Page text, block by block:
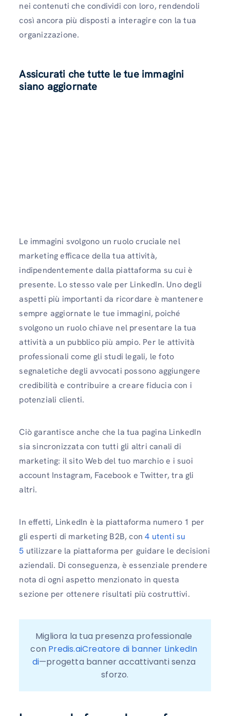
nei contenuti che condividi con loro, rendendoli
così ancora più disposti a interagire con la tua
organizzazione.
Assicurati che tutte le tue immagini
siano aggiornate
Le immagini svolgono un ruolo cruciale nel
marketing efficace della tua attività,
indipendentemente dalla piattaforma su cui è
presente. Lo stesso vale per LinkedIn. Uno degli
aspetti più importanti da ricordare è mantenere
sempre aggiornate le tue immagini, poiché
svolgono un ruolo chiave nel presentare la tua
attività a un pubblico più ampio. Per le attività
professionali come gli studi legali, le foto
segnaletiche degli avvocati possono aggiungere
credibilità e contribuire a creare fiducia con i
potenziali clienti.
Ciò garantisce anche che la tua pagina LinkedIn
sia sincronizzata con tutti gli altri canali di
marketing: il sito Web del tuo marchio e i suoi
account Instagram, Facebook e Twitter, tra gli
altri.
In effetti, LinkedIn è la piattaforma numero 1 per
gli esperti di marketing B2B, con4 utenti su
5 utilizzare la piattaforma per guidare le decisioni
aziendali. Di conseguenza, è essenziale prendere
nota di ogni aspetto menzionato in questa
sezione per ottenere risultati più costruttivi.
Migliora la tua presenza professionale
con Predis.aiCreatore di banner LinkedIn
di—progetta banner accattivanti senza
sforzo.